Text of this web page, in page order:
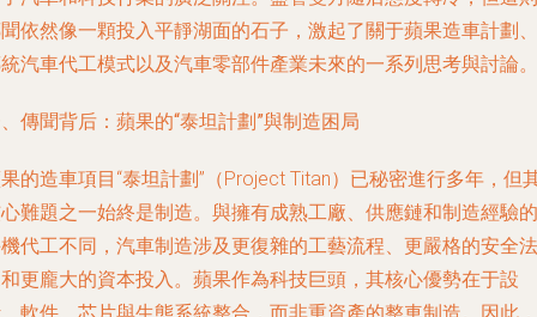
依然像一顆投入平靜湖面的石子，激起了關于蘋果造車計劃、
汽車代工模式以及汽車零部件產業未來的一系列思考與討論。
傳聞背后：蘋果的“泰坦計劃”與制造困局
的造車項目“泰坦計劃”（Project Titan）已秘密進行多年，但
難題之一始終是制造。與擁有成熟工廠、供應鏈和制造經驗的
代工不同，汽車制造涉及更復雜的工藝流程、更嚴格的安全法
更龐大的資本投入。蘋果作為科技巨頭，其核心優勢在于設